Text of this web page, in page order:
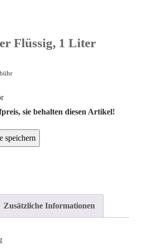
Flüssig, 1 Liter
sie behalten diesen Artikel!
speichern
Zusätzliche Informationen